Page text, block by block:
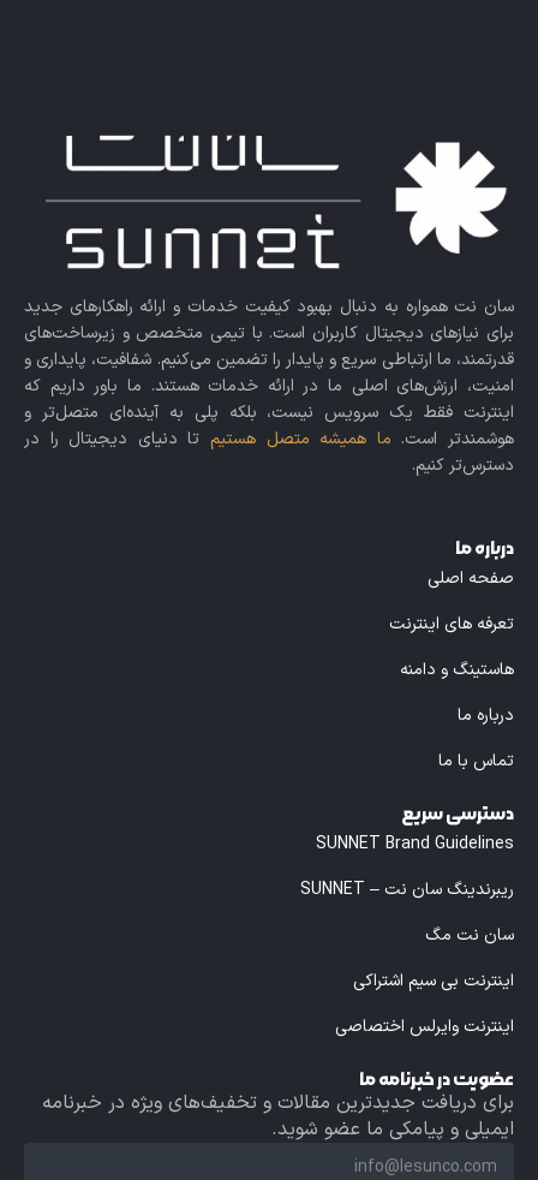
سان نت همواره به دنبال بهبود کیفیت خدمات و ارائه راهکارهای جدید
برای نیازهای دیجیتال کاربران است. با تیمی متخصص و زیرساخت‌های
قدرتمند، ما ارتباطی سریع و پایدار را تضمین می‌کنیم. شفافیت، پایداری و
امنیت، ارزش‌های اصلی ما در ارائه خدمات هستند. ما باور داریم که
اینترنت فقط یک سرویس نیست، بلکه پلی به آینده‌ای متصل‌تر و
هوشمندتر است. ما همیشه متصل هستیم تا دنیای دیجیتال را در
دسترس‌تر کنیم.
درباره ما
صفحه اصلی
تعرفه های اینترنت
هاستینگ و دامنه
درباره ما
تماس با ما
دسترسی سریع
SUNNET Brand Guidelines
ریبرندینگ سان نت – SUNNET
سان نت مگ
اینترنت بی سیم اشتراکی
اینترنت وایرلس اختصاصی
عضویت در خبرنامه ما
برای دریافت جدیدترین مقالات و تخفیف‌های ویژه در خبرنامه
ایمیلی و پیامکی ما عضو شوید.